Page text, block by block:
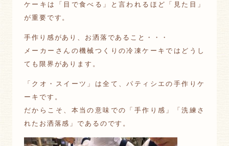
ケーキは「目で食べる」と言われるほど「見た目」
が重要です。
手作り感があり、お洒落であること・・・
メーカーさんの機械つくりの冷凍ケーキではどうし
ても限界があります。
「クオ・スイーツ」は全て、パティシエの手作りケ
ーキです。
だからこそ、本当の意味での「手作り感」「洗練さ
れたお洒落感」であるのです。